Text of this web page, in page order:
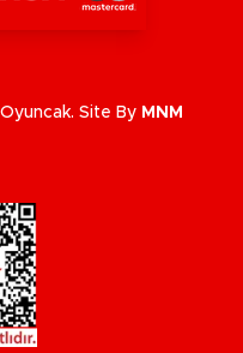
Site By MNM